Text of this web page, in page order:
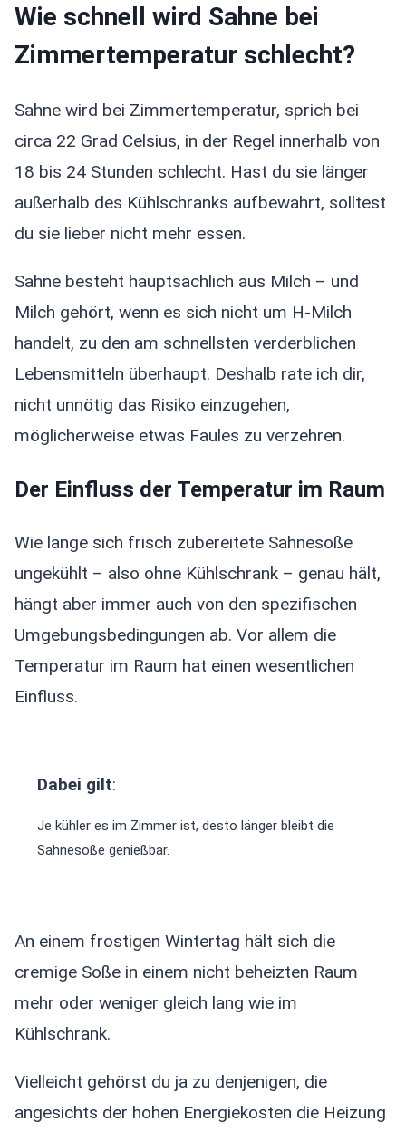
Wie schnell wird Sahne bei
Zimmertemperatur schlecht?
Sahne wird bei Zimmertemperatur, sprich bei
circa 22 Grad Celsius, in der Regel innerhalb von
18 bis 24 Stunden schlecht. Hast du sie länger
außerhalb des Kühlschranks aufbewahrt, solltest
du sie lieber nicht mehr essen.
Sahne besteht hauptsächlich aus Milch – und
Milch gehört, wenn es sich nicht um H-Milch
handelt, zu den am schnellsten verderblichen
Lebensmitteln überhaupt. Deshalb rate ich dir,
nicht unnötig das Risiko einzugehen,
möglicherweise etwas Faules zu verzehren.
Der Einfluss der Temperatur im Raum
Wie lange sich frisch zubereitete Sahnesoße
ungekühlt – also ohne Kühlschrank – genau hält,
hängt aber immer auch von den spezifischen
Umgebungsbedingungen ab. Vor allem die
Temperatur im Raum hat einen wesentlichen
Einfluss.
Dabei gilt:
Je kühler es im Zimmer ist, desto länger bleibt die
Sahnesoße genießbar.
An einem frostigen Wintertag hält sich die
cremige Soße in einem nicht beheizten Raum
mehr oder weniger gleich lang wie im
Kühlschrank.
Vielleicht gehörst du ja zu denjenigen, die
angesichts der hohen Energiekosten die Heizung